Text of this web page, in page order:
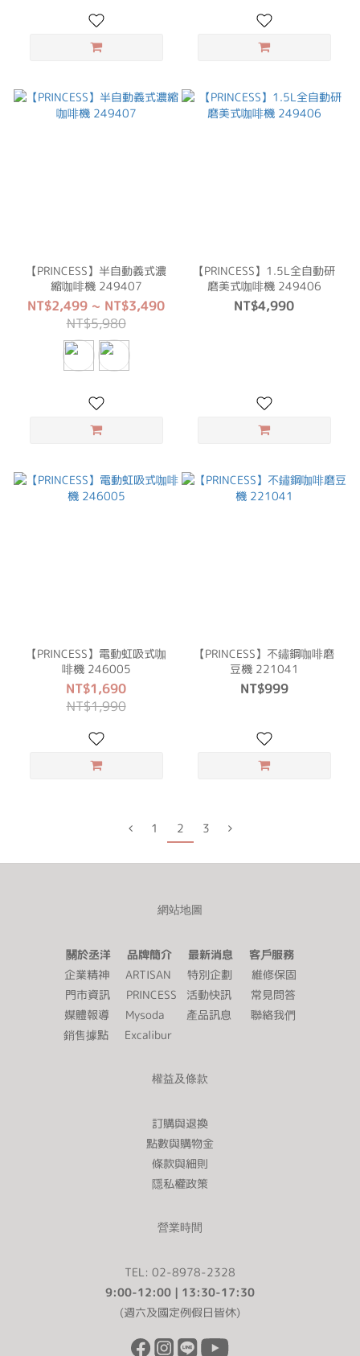
【PRINCESS】半自動義式濃
縮咖啡機 249407
NT$2,499 ~ NT$3,490
NT$5,980
【PRINCESS】1.5L全自動研
磨美式咖啡機 249406
NT$4,990
【PRINCESS】電動虹吸式咖
啡機 246005
NT$1,690
NT$1,990
【PRINCESS】不鏽鋼咖啡磨
豆機 221041
NT$999
1 2 3
網站地圖
關於丞洋 品牌簡介 最新消息 客戶服務
企業精神
ARTISAN 特別企劃
維修保固
門市資訊
PRINCESS 活動快訊
常見問答
媒體報導
Mysoda 產品訊息
聯絡我們
銷售據點
Excalibur
權益及條款
訂購與退換
點數與購物金
條款與細則
隱私權政策
營業時間
TEL: 02-8978-2328
9:00-12:00 | 13:30-17:30
(週六及國定例假日皆休)